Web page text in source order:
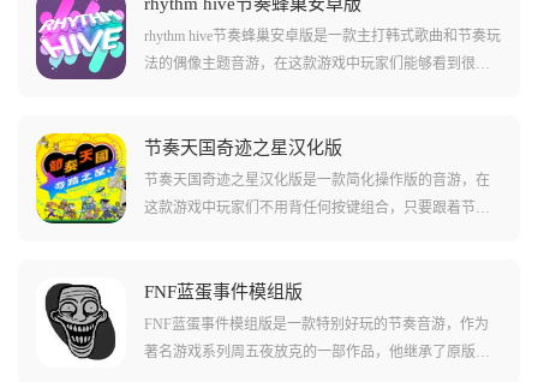
作和各种干扰，游戏中各种不同类型的音游都十分有
趣，还有不少有趣的角色介绍!
rhythm hive节奏蜂巢安卓版是一款主打韩式歌曲和节奏玩
法的偶像主题音游，在这款游戏中玩家们能够看到很多
的谱面和少见的真人mv背景，让您在游玩节奏游戏的时
候能够体验到更多的乐趣!游戏中还有不少的造型皮肤等
玩法，可以让玩家们来体验!
节奏天国奇迹之星汉化版
节奏天国奇迹之星汉化版是一款简化操作版的音游，在
这款游戏中玩家们不用背任何按键组合，只要跟着节拍
的节奏玩法，而且每关都有独立世界观和动画，非常的
轻松有趣！而且游戏中玩家们跟着节拍随便按也能过，
十分的休闲。游戏还支持四人本地联机的玩法，包括合
FNF蓝蛋事件模组版
FNF蓝蛋事件模组版是一款特别好玩的节奏音游，作为
著名游戏系列周五夜放克的一部作品，他继承了原版的